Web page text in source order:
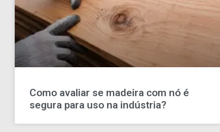
Como avaliar se madeira com nó é
segura para uso na indústria?